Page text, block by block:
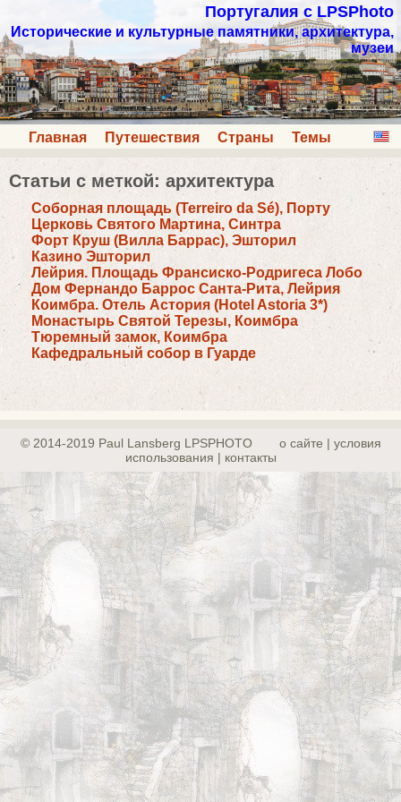
Португалия с LPSPhoto
Исторические и культурные памятники, архитектура,
музеи
Главная Путешествия Страны Темы
Статьи с меткой: архитектура
Соборная площадь (Terreiro da Sé), Порту
Церковь Святого Мартина, Синтра
Форт Круш (Вилла Баррас), Эшторил
Казино Эшторил
Лейрия. Площадь Франсиско-Родригеса Лобо
Дом Фернандо Баррос Санта-Рита, Лейрия
Коимбра. Отель Астория (Hotel Astoria 3*)
Монастырь Святой Терезы, Коимбра
Тюремный замок, Коимбра
Кафедральный собор в Гуарде
© 2014-2019 Paul Lansberg LPSPHOTO
о сайте | yсловия
использования | контакты